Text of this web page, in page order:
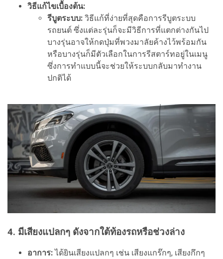
วิธีแก้ไขเบื้องต้น:
รีบูตระบบ: วิธีแก้ที่ง่ายที่สุดคือการรีบูตระบบ
รถยนต์ ซึ่งแต่ละรุ่นก็จะมีวิธีการที่แตกต่างกันไป
บางรุ่นอาจให้กดปุ่มที่พวงมาลัยค้างไว้พร้อมกัน
หรือบางรุ่นก็มีตัวเลือกในการรีสตาร์ทอยู่ในเมนู
ซึ่งการทำแบบนี้จะช่วยให้ระบบกลับมาทำงาน
ปกติได้
4. มีเสียงแปลกๆ ดังจากใต้ท้องรถหรือช่วงล่าง
อาการ:ได้ยินเสียงแปลกๆ เช่น เสียงแกร๊กๆ, เสียงกึกๆ